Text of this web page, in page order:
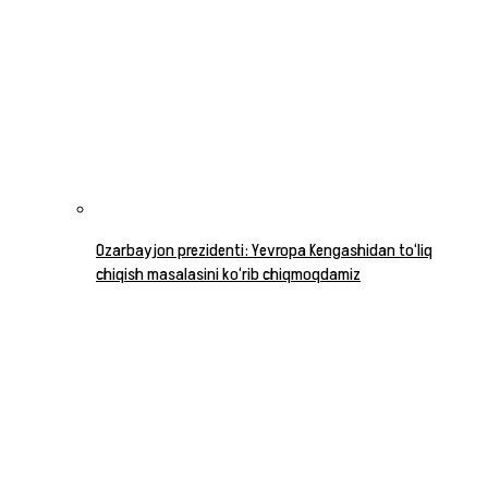
Ozarbayjon prezidenti: Yevropa Kengashidan to‘liq
chiqish masalasini ko‘rib chiqmoqdamiz